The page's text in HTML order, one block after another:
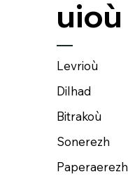
uioù
Levrioù
Dilhad
Bitrakoù
Sonerezh
Paperaerezh